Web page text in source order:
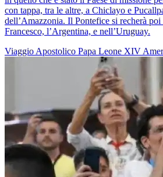
con tappa, tra le altre, a Chiclayo e
dell’Amazzonia. Il Pontefice si recherà poi
Francesco, l’Argentina, e nell’Uruguay.
Viaggio Apostolico Papa Leone XIV